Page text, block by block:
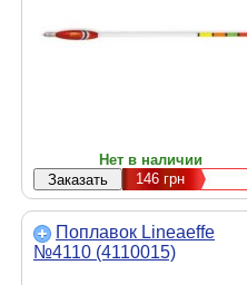
Нет в наличии
146грн
Поплавок Lineaeffe
№4110 (4110015)